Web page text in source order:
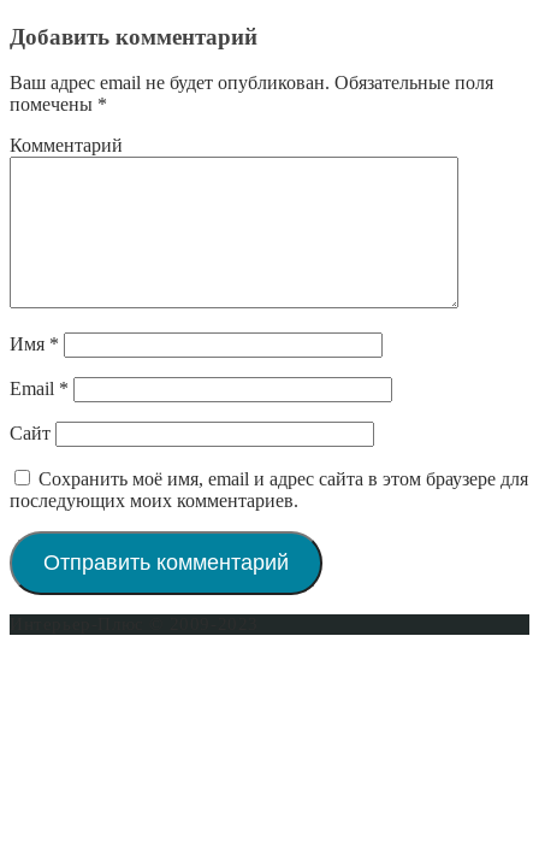
Добавить комментарий
Ваш адрес email не будет опубликован. Обязательные поля
помечены *
Комментарий
Имя *
Email *
Сайт
Сохранить моё имя, email и адрес сайта в этом браузере для
последующих моих комментариев.